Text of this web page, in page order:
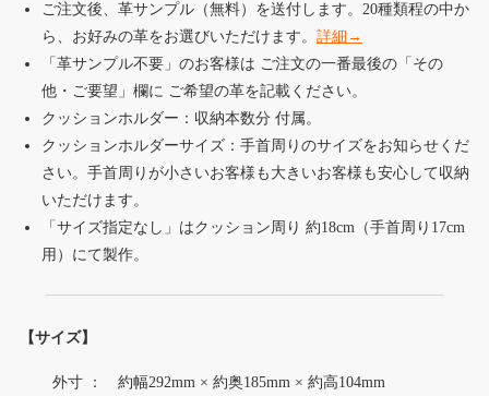
ご注文後、革サンプル（無料）を送付します。20種類程の中か
ら、お好みの革をお選びいただけます。 詳細→
「革サンプル不要」のお客様は ご注文の一番最後の「その
他・ご要望」欄に ご希望の革を記載ください。
クッションホルダー：収納本数分 付属。
クッションホルダーサイズ：手首周りのサイズをお知らせくだ
さい。手首周りが小さいお客様も大きいお客様も安心して収納
いただけます。
「サイズ指定なし」はクッション周り 約18cm（手首周り17cm
用）にて製作。
【サイズ】
外寸 ： 約幅292mm × 約奥185mm × 約高104mm